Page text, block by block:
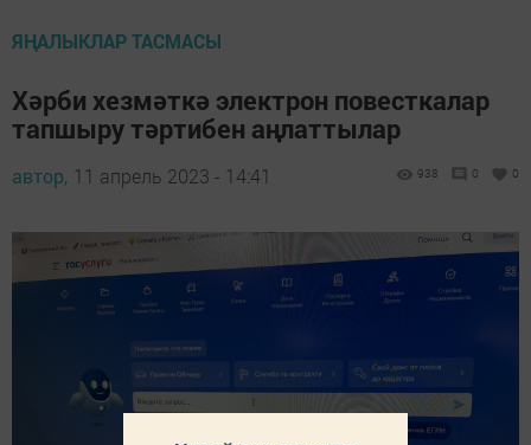
ЯҢАЛЫКЛАР ТАСМАСЫ
Хәрби хезмәткә электрон повесткалар
тапшыру тәртибен аңлаттылар
автор, 11 апрель 2023 - 14:41 938 0 0